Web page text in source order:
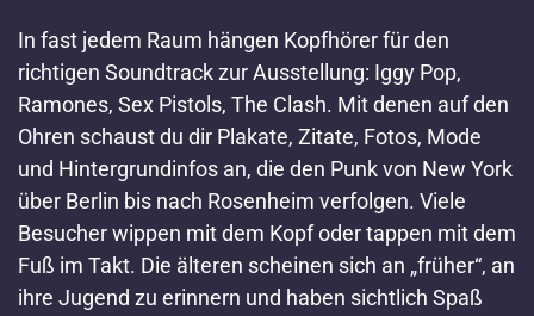
In fast jedem Raum hängen Kopfhörer für den
richtigen Soundtrack zur Ausstellung: Iggy Pop,
Ramones, Sex Pistols, The Clash. Mit denen auf den
Ohren schaust du dir Plakate, Zitate, Fotos, Mode
und Hintergrundinfos an, die den Punk von New York
über Berlin bis nach Rosenheim verfolgen. Viele
Besucher wippen mit dem Kopf oder tappen mit dem
Fuß im Takt. Die älteren scheinen sich an „früher“, an
ihre Jugend zu erinnern und haben sichtlich Spaß